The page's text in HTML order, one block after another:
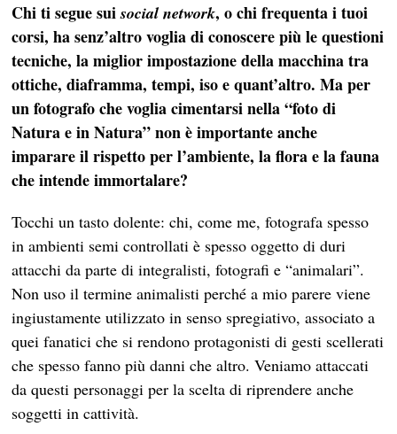
Chi ti segue suisocial network, o chi frequenta i tuoi
corsi, ha senz’altro voglia di conoscere più le questioni
tecniche, la miglior impostazione della macchina tra
ottiche, diaframma, tempi, iso e quant’altro. Ma per
un fotografo che voglia cimentarsi nella “foto di
Natura e in Natura” non è importante anche
imparare il rispetto per l’ambiente, la flora e la fauna
che intende immortalare?
Tocchi un tasto dolente: chi, come me, fotografa spesso
in ambienti semi controllati è spesso oggetto di duri
attacchi da parte di integralisti, fotografi e “animalari”.
Non uso il termine animalisti perché a mio parere viene
ingiustamente utilizzato in senso spregiativo, associato a
quei fanatici che si rendono protagonisti di gesti scellerati
che spesso fanno più danni che altro. Veniamo attaccati
da questi personaggi per la scelta di riprendere anche
soggetti in cattività.